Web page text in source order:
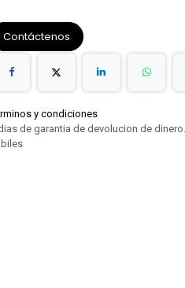
Contáctenos
y condiciones
de garantia de devolucion de